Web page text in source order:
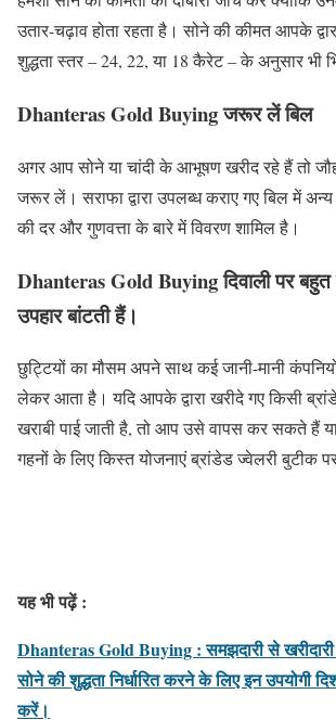
उतार-चढ़ाव होता रहता है। सोने की कीमत आपके
शुद्धता स्तर – 24, 22, या 18 कैरेट – के अनुसार भी
Dhanteras Gold Buying जरूर लें बिल
अगर आप सोने या चांदी के आभूषण खरीद रहे हैं तो
जरूर लें। सराफा द्वारा उपलब्ध कराए गए बिल में
की दर और गुणवत्ता के बारे में विवरण शामिल है।
Dhanteras Gold Buyingदिवाली पर
उपहार बांटती हैं।
छुट्टियों का मौसम अपने साथ कई जानी-मानी
लेकर आता है। यदि आपके द्वारा खरीदे गए किसी
खराबी पाई जाती है, तो आप उसे वापस कर सकते हैं
गहनों के लिए किस्त योजनाएं ब्रांडेड ज्वेलरी बुटीक
यह भी पढ़ें :
Dhanteras Gold Buying : समझदारी से
सोने की शुद्धता निर्धारित करने के लिए इन उपयोगी
करें।